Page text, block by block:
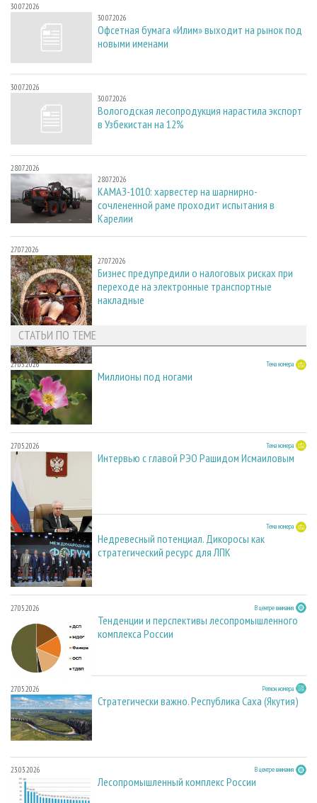
30.07.2026
30.07.2026
Офсетная бумага «Илим» выходит на рынок под
новыми именами
30.07.2026
30.07.2026
Вологодская лесопродукция нарастила экспорт
в Узбекистан на 12%
28.07.2026
28.07.2026
КАМАЗ-1010: харвестер на шарнирно-
сочлененной раме проходит испытания в
Карелии
27.07.2026
27.07.2026
Бизнес предупредили о налоговых рисках при
переходе на электронные транспортные
накладные
СТАТЬИ ПО ТЕМЕ
27.05.2026 Тема номера
Миллионы под ногами
27.05.2026 Тема номера
Интервью с главой РЭО Рашидом Исмаиловым
27.05.2026 Тема номера
Недревесный потенциал. Дикоросы как
стратегический ресурс для ЛПК
27.05.2026 В центре внимания
Тенденции и перспективы лесопромышленного
комплекса России
27.05.2026 Регион номера
Стратегически важно. Республика Саха (Якутия)
23.03.2026 В центре внимания
Лесопромышленный комплекс России